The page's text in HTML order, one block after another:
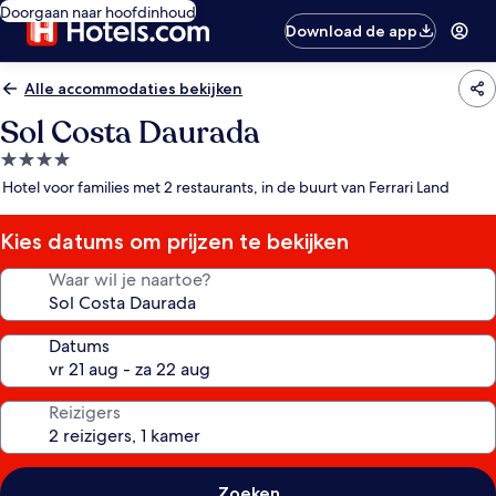
Doorgaan naar hoofdinhoud
Download de app
Alle accommodaties bekijken
Sol Costa Daurada
4.0-
sterrenaccommodatie
Hotel voor families met 2 restaurants, in de buurt van Ferrari Land
Kies datums om prijzen te bekijken
Waar wil je naartoe?
Datums
Reizigers